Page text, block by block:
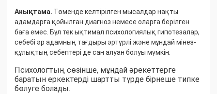
Анықтама. Төменде келтірілген мысалдар нақты
адамдарға қойылған диагноз немесе оларға берілген
баға емес. Бұл тек ықтимал психологиялық гипотезалар,
себебі әр адамның тағдыры әртүрлі және мұндай мінез-
құлықтың себептері де сан алуан болуы мүмкін.
Психологтың сөзінше, мұндай әрекеттерге
баратын еркектерді шартты түрде бірнеше типке
бөлуге болады.